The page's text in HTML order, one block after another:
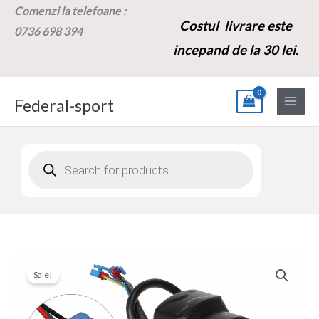
SkipComenzi la telefoane :
0736 698 394
Costul livrare este
incepand de la 30 lei.
Federal-sport
Sale!
Prețul
inițial
curent
Acceleratie
cheie